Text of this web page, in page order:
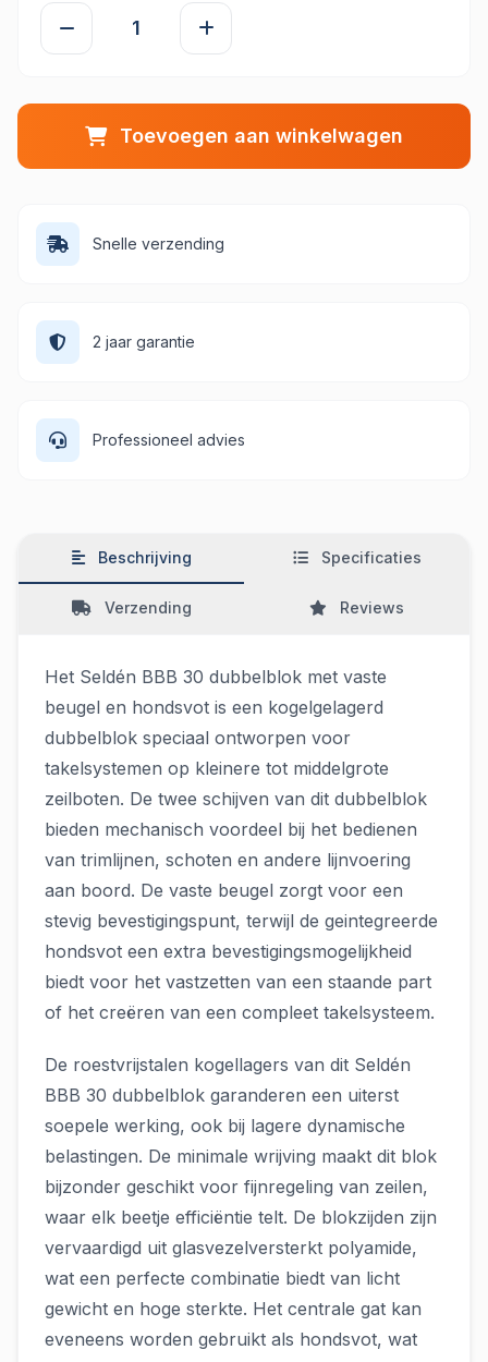
Toevoegen aan winkelwagen
Snelle verzending
2 jaar garantie
Professioneel advies
Beschrijving Specificaties
Verzending Reviews
Het Seldén BBB 30 dubbelblok met vaste
beugel en hondsvot is een kogelgelagerd
dubbelblok speciaal ontworpen voor
takelsystemen op kleinere tot middelgrote
zeilboten. De twee schijven van dit dubbelblok
bieden mechanisch voordeel bij het bedienen
van trimlijnen, schoten en andere lijnvoering
aan boord. De vaste beugel zorgt voor een
stevig bevestigingspunt, terwijl de geintegreerde
hondsvot een extra bevestigingsmogelijkheid
biedt voor het vastzetten van een staande part
of het creëren van een compleet takelsysteem.
De roestvrijstalen kogellagers van dit Seldén
BBB 30 dubbelblok garanderen een uiterst
soepele werking, ook bij lagere dynamische
belastingen. De minimale wrijving maakt dit blok
bijzonder geschikt voor fijnregeling van zeilen,
waar elk beetje efficiëntie telt. De blokzijden zijn
vervaardigd uit glasvezelversterkt polyamide,
wat een perfecte combinatie biedt van licht
gewicht en hoge sterkte. Het centrale gat kan
eveneens worden gebruikt als hondsvot, wat